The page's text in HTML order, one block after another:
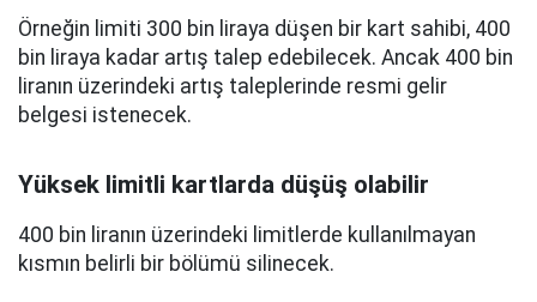
Örneğin limiti 300 bin liraya düşen bir kart sahibi, 400
bin liraya kadar artış talep edebilecek. Ancak 400 bin
liranın üzerindeki artış taleplerinde resmi gelir
belgesi istenecek.
Yüksek limitli kartlarda düşüş olabilir
400 bin liranın üzerindeki limitlerde kullanılmayan
kısmın belirli bir bölümü silinecek.